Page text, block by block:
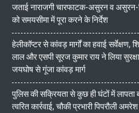
जताई नाराजगी चारफाटक-असुरन व
को समयसीमा में पूरा करने के निर्देश
हेलीकॉप्टर से कांवड़ मार्गों का हवाई सर्वेक्षण,
लाल और एसपी सूरज कुमार राय ने लिया
जयघोष से गूंजा कांवड़ मार्ग
पुलिस की सक्रियता से कुछ ही घंटों में
त्वरित कार्रवाई, चौकी प्रभारी पिपरौली